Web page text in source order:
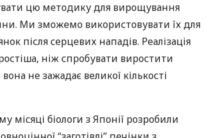
цю методику для вирощування
Ми зможемо використовувати їх для
після серцевих нападів. Реалізація
ніж спробувати виростити
не зажадає великої кількості
біологи з Японії розробили